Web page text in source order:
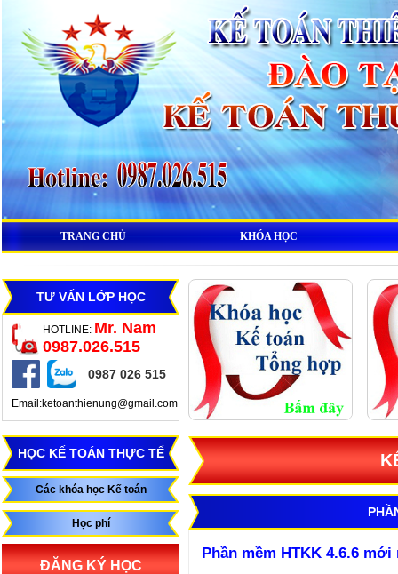
TRANG CHỦ KHÓA HỌC
TƯ VẤN LỚP HỌC
HOTLINE: Mr. Nam
0987.026.515
0987 026 515
Email:ketoanthienung@gmail.com
HỌC KẾ TOÁN THỰC TẾ
Các khóa học Kế toán
Học phí
ĐĂNG KÝ HỌC
Phần mềm HTKK 4.6.6 mới